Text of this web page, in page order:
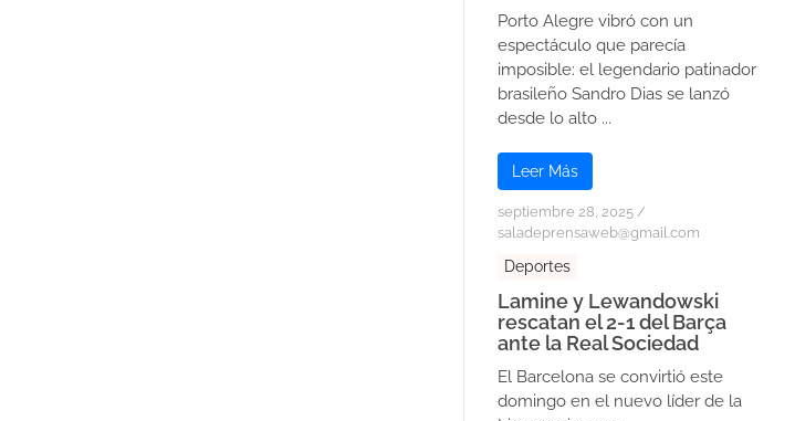
Porto Alegre vibró con un
espectáculo que parecía
imposible: el legendario patinador
brasileño Sandro Dias se lanzó
desde lo alto ...
Leer Más
septiembre 28, 2025 /
saladeprensaweb@gmail.com
Deportes
Lamine y Lewandowski
rescatan el 2-1 del Barça
ante la Real Sociedad
El Barcelona se convirtió este
domingo en el nuevo líder de la